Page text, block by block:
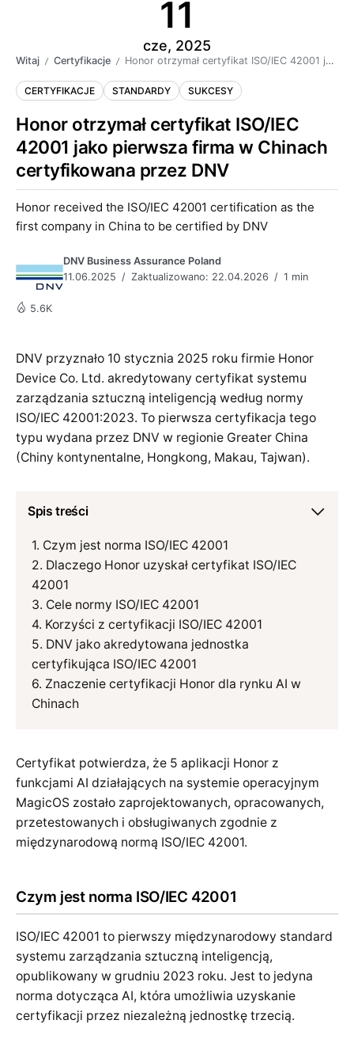
11
cze, 2025
Witaj / Certyfikacje / Honor otrzymał certyfikat ISO/IEC 42001 jako pierwsza firma w Chinach certyfikowana przez DNV
CERTYFIKACJE STANDARDY SUKCESY
Honor otrzymał certyfikat ISO/IEC
42001 jako pierwsza firma w Chinach
certyfikowana przez DNV
Honor received the ISO/IEC 42001 certification as the
first company in China to be certified by DNV
DNV Business Assurance Poland
11.06.2025
Zaktualizowano: 22.04.2026 1 min
5.6K
DNV przyznało 10 stycznia 2025 roku firmie Honor
Device Co. Ltd. akredytowany certyfikat systemu
zarządzania sztuczną inteligencją według normy
ISO/IEC 42001:2023. To pierwsza certyfikacja tego
typu wydana przez DNV w regionie Greater China
(Chiny kontynentalne, Hongkong, Makau, Tajwan).
Spis treści
Czym jest norma ISO/IEC 42001
Dlaczego Honor uzyskał certyfikat ISO/IEC
42001
Cele normy ISO/IEC 42001
Korzyści z certyfikacji ISO/IEC 42001
DNV jako akredytowana jednostka
certyfikująca ISO/IEC 42001
Znaczenie certyfikacji Honor dla rynku AI w
Chinach
Certyfikat potwierdza, że 5 aplikacji Honor z
funkcjami AI działających na systemie operacyjnym
MagicOS zostało zaprojektowanych, opracowanych,
przetestowanych i obsługiwanych zgodnie z
międzynarodową normą ISO/IEC 42001.
Czym jest norma ISO/IEC 42001
ISO/IEC 42001 to pierwszy międzynarodowy standard
systemu zarządzania sztuczną inteligencją,
opublikowany w grudniu 2023 roku. Jest to jedyna
norma dotycząca AI, która umożliwia uzyskanie
certyfikacji przez niezależną jednostkę trzecią.